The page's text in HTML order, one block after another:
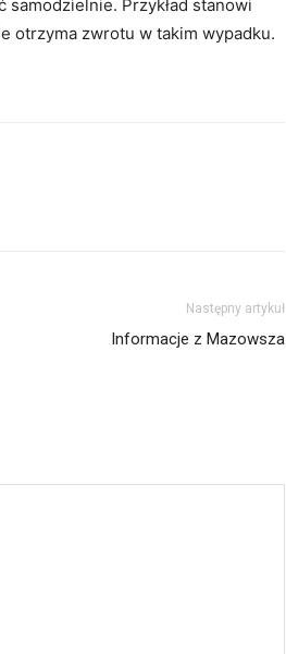
Przykład stanowi
otrzyma zwrotu w takim wypadku.
Następny artykuł
Informacje z Mazowsza